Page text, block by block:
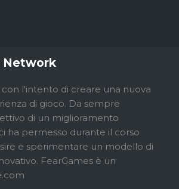
Network
con l'intento di creare una nuova
di gioco. Da sempre
di un miglioramento
ha permesso durante il corso
e sperimentare un modello di
FearGames è un